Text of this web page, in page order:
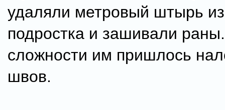
удаляли метровый штырь
подростка и зашивали
сложности им пришлось
швов.